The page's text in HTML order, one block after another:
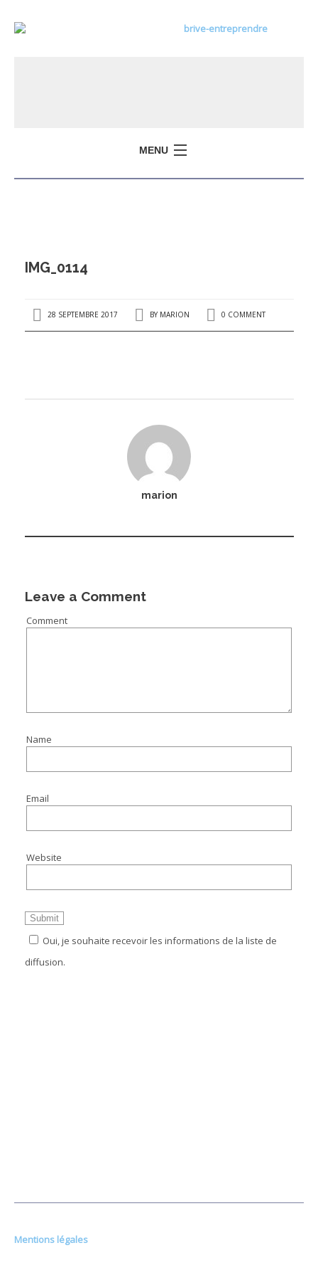
MENU
IMG_0114
28 SEPTEMBRE 2017 BY MARION 0 COMMENT
marion
Leave a Comment
Comment
Name
Email
Website
Oui, je souhaite recevoir les informations de la liste de
diffusion.
Mentions légales